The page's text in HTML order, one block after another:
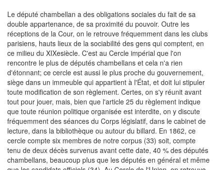
Le député chambellan a des obligations sociales du fait de sa
double appartenance, de sa proximité du pouvoir. Outre les
réceptions de la Cour, on le retrouve fréquemment dans les clubs
parisiens, hauts lieux de la sociabilité des gens qui comptent, en
ce milieu du XIXesiècle. C'est au Cercle impérial que l'on
rencontre le plus de députés chambellans et cela n'a rien
d'étonnant; ce cercle est aussi le plus proche du gouvernement,
siège dans un immeuble qui appartient à l'État, et doit lui stipuler
toute modification de son règlement. Certes, on s'y réunit avant
tout pour jouer, mais, bien que l'article 25 du règlement indique
que toute réunion politique organisée est interdite, on y discute
fréquemment des séances du Corps législatif, dans le cabinet de
lecture, dans la bibliothèque ou autour du billard. En 1862, ce
cercle compte six membres de notre corpus (33) soit, compte
tenu de deux décès survenus avant cette date, 40 % des députés
chambellans, beaucoup plus que les députés en général et même